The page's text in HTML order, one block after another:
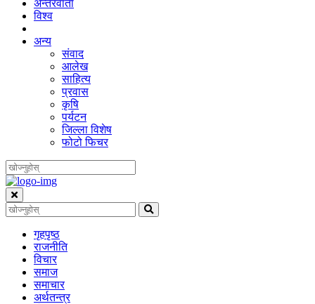
अन्तरवार्ता
विश्व
अन्य
संवाद
आलेख
साहित्य
प्रवास
कृषि
पर्यटन
जिल्ला विशेष
फोटो फिचर
गृहपृष्‍ठ
राजनीति
विचार
समाज
समाचार
अर्थतन्त्र